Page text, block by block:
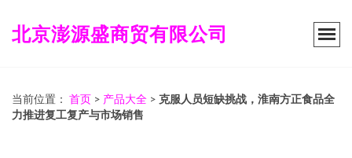
北京澎源盛商贸有限公司
当前位置： 首页 > 产品大全 > 克服人员短缺挑战，淮南方正食品全
力推进复工复产与市场销售